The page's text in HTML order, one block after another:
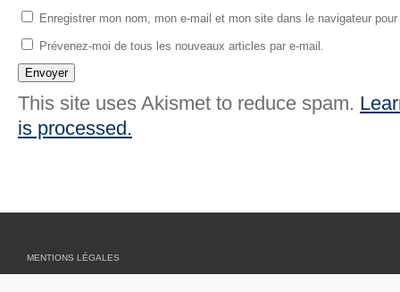
Enregistrer mon nom, mon e-mail et mon site dans le navigateur
Prévenez-moi de tous les nouveaux articles par e-mail.
This site uses Akismet to reduce spam.
is processed.
MENTIONS LÉGALES